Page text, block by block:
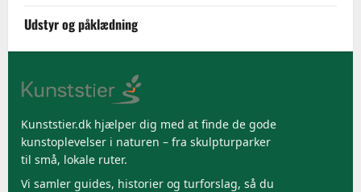
Udstyr og påklædning
Kunststier.dk hjælper dig med at finde de gode
kunstoplevelser i naturen – fra skulpturparker
til små, lokale ruter.
Vi samler guides, historier og turforslag, så du